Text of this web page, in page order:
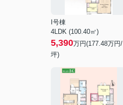
I号棟
4LDK (100.40㎡)
5,390万円(177.48万円/
坪)